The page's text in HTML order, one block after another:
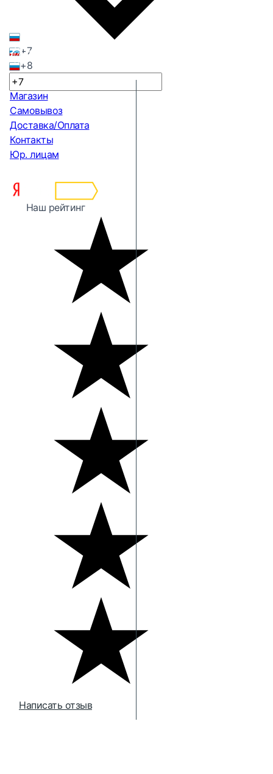
+7
+8
Магазин
Самовывоз
Доставка/Оплата
Контакты
Юр. лицам
Наш рейтинг
Написать отзыв